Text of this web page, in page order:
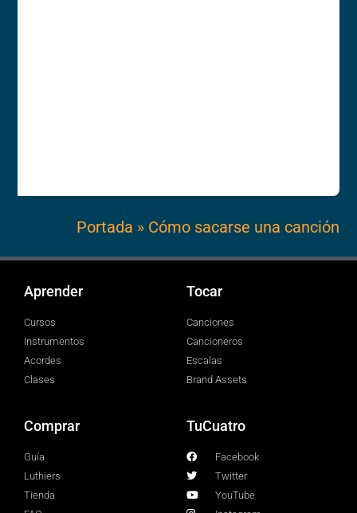
Portada » Cómo sacarse una canción
Aprender
Cursos
Instrumentos
Acordes
Clases
Tocar
Canciones
Cancioneros
Escalas
Brand Assets
Comprar
Guía
Luthiers
Tienda
TuCuatro
Facebook
Twitter
YouTube